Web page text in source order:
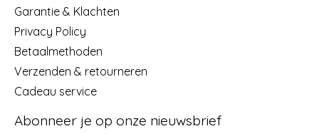
Garantie & Klachten
Privacy Policy
Betaalmethoden
Verzenden & retourneren
Cadeau service
Abonneer je op onze nieuwsbrief